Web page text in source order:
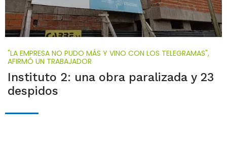
"LA EMPRESA NO PUDO MÁS Y VINO CON LOS TELEGRAMAS",
AFIRMÓ UN TRABAJADOR
Instituto 2: una obra paralizada y 23
despidos